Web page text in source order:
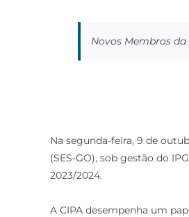
Novos Membros
Na segunda-feira, 9 de
(SES-GO), sob gestão do
2023/2024.
A CIPA desempenha um